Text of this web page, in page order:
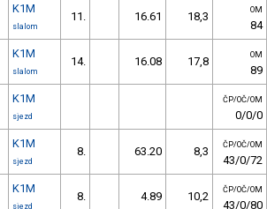
K1M
slalom
11. 16.61 18,3 OM
84
K1M
slalom
14. 16.08 17,8 OM
89
K1M
sjezd
ČP/OČ/OM
0/0/0
K1M
sjezd
8. 63.20 8,3 ČP/OČ/OM
43/0/72
K1M
sjezd
8. 4.89 10,2 ČP/OČ/OM
43/0/80